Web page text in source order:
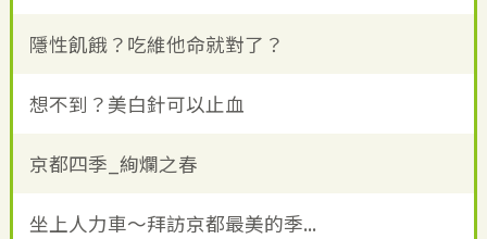
隱性飢餓？吃維他命就對了？
想不到？美白針可以止血
京都四季_絢爛之春
坐上人力車～拜訪京都最美的季...